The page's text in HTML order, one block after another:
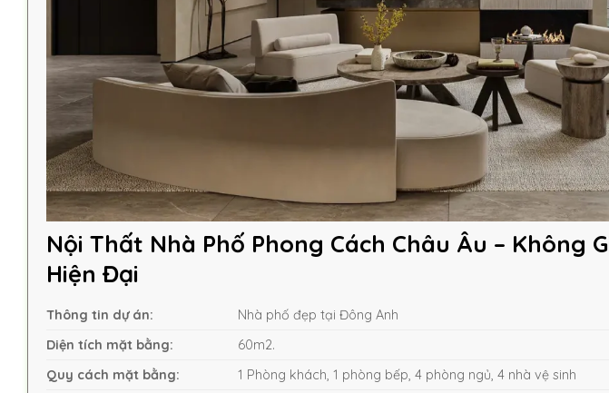
Nội Thất Nhà Phố Phong Cách Châu Âu – Không
Hiện Đại
Thông tin dự án:
Nhà phố đẹp tại Đông Anh
Diện tích mặt bằng:
60m2.
Quy cách mặt bằng:
1 Phòng khách, 1 phòng bếp, 4 phòng ngủ, 4 nhà vệ sinh